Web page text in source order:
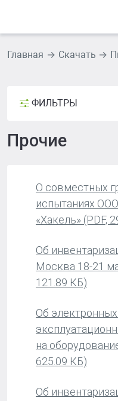
Главная Скачать
ФИЛЬТРЫ
Прочие
О совместных
испытаниях
«Хакель» (PDF,
Об
Москва 18-21
121.89 КБ)
Об
на
625.09 КБ)
Об